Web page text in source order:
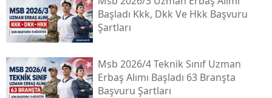
Başladı Kkk, Dkk Ve Hkk Başvuru
Şartları
Msb 2026/4 Teknik Sınıf Uzman
Erbaş Alımı Başladı 63 Branşta
Başvuru Şartları